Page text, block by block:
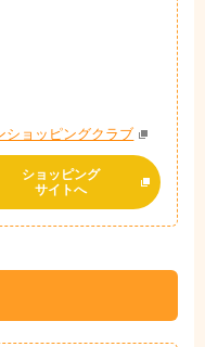
ショッピングクラブ
ショッピング
サイトへ